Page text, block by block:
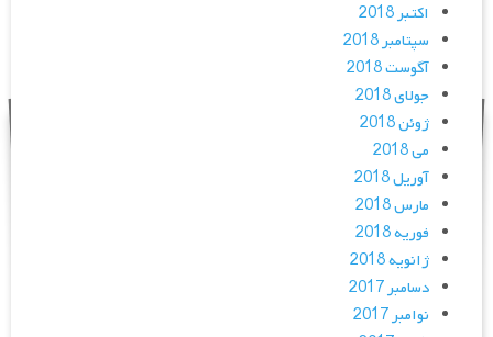
اکتبر 2018
سپتامبر 2018
آگوست 2018
جولای 2018
ژوئن 2018
می 2018
آوریل 2018
مارس 2018
فوریه 2018
ژانویه 2018
دسامبر 2017
نوامبر 2017